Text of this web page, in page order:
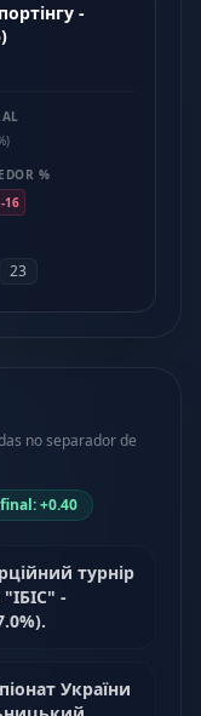
-
%
-16
23
no separador de
+0.40
турнір
-
України